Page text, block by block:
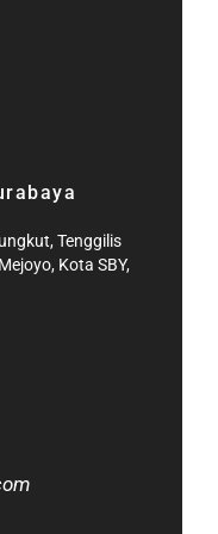
Tenggilis
Kota SBY,